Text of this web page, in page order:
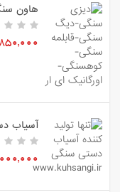
هاون
850,000 تومان
آسیاب
1,000,000